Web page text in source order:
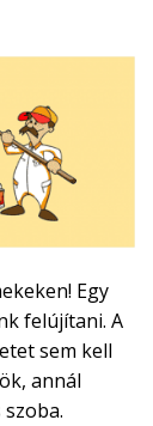
Egy
felújítani. A
sem kell
annál